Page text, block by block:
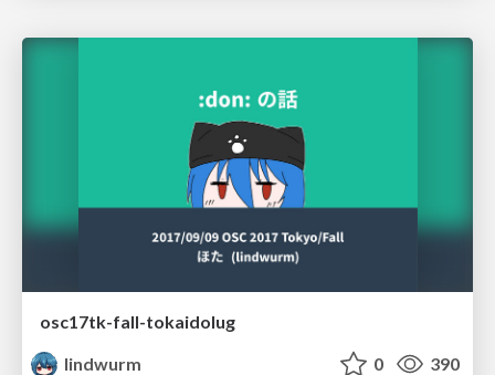
osc17tk-fall-tokaidolug
lindwurm
0 390